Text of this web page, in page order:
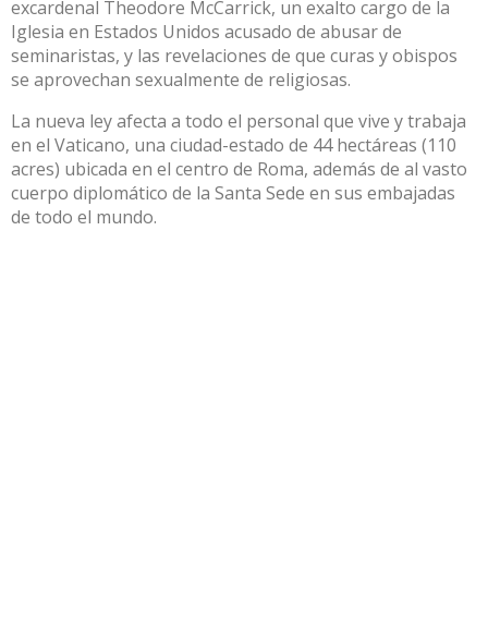
excardenal Theodore McCarrick, un exalto cargo de la
Iglesia en Estados Unidos acusado de abusar de
seminaristas, y las revelaciones de que curas y obispos
se aprovechan sexualmente de religiosas.
La nueva ley afecta a todo el personal que vive y trabaja
en el Vaticano, una ciudad-estado de 44 hectáreas (110
acres) ubicada en el centro de Roma, además de al vasto
cuerpo diplomático de la Santa Sede en sus embajadas
de todo el mundo.